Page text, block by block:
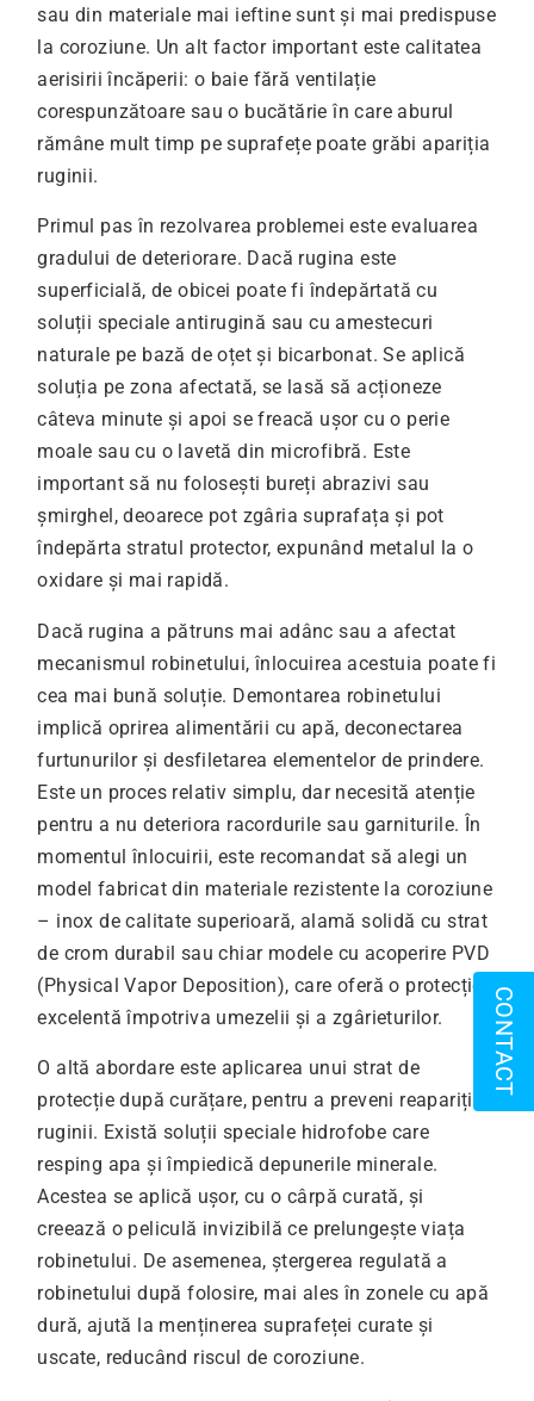
sau din materiale mai ieftine sunt și mai predispuse
la coroziune. Un alt factor important este calitatea
aerisirii încăperii: o baie fără ventilație
corespunzătoare sau o bucătărie în care aburul
rămâne mult timp pe suprafețe poate grăbi apariția
ruginii.
Primul pas în rezolvarea problemei este evaluarea
gradului de deteriorare. Dacă rugina este
superficială, de obicei poate fi îndepărtată cu
soluții speciale antirugină sau cu amestecuri
naturale pe bază de oțet și bicarbonat. Se aplică
soluția pe zona afectată, se lasă să acționeze
câteva minute și apoi se freacă ușor cu o perie
moale sau cu o lavetă din microfibră. Este
important să nu folosești bureți abrazivi sau
șmirghel, deoarece pot zgâria suprafața și pot
îndepărta stratul protector, expunând metalul la o
oxidare și mai rapidă.
Dacă rugina a pătruns mai adânc sau a afectat
mecanismul robinetului, înlocuirea acestuia poate fi
cea mai bună soluție. Demontarea robinetului
implică oprirea alimentării cu apă, deconectarea
furtunurilor și desfiletarea elementelor de prindere.
Este un proces relativ simplu, dar necesită atenție
pentru a nu deteriora racordurile sau garniturile. În
momentul înlocuirii, este recomandat să alegi un
model fabricat din materiale rezistente la coroziune
– inox de calitate superioară, alamă solidă cu strat
de crom durabil sau chiar modele cu acoperire PVD
(Physical Vapor Deposition), care oferă o protecție
excelentă împotriva umezelii și a zgârieturilor.
O altă abordare este aplicarea unui strat de
protecție după curățare, pentru a preveni reapariția
ruginii. Există soluții speciale hidrofobe care
resping apa și împiedică depunerile minerale.
Acestea se aplică ușor, cu o cârpă curată, și
creează o peliculă invizibilă ce prelungește viața
robinetului. De asemenea, ștergerea regulată a
robinetului după folosire, mai ales în zonele cu apă
dură, ajută la menținerea suprafeței curate și
uscate, reducând riscul de coroziune.
CONTACT